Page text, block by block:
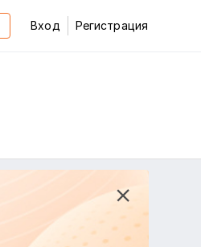
Вход Регистрация